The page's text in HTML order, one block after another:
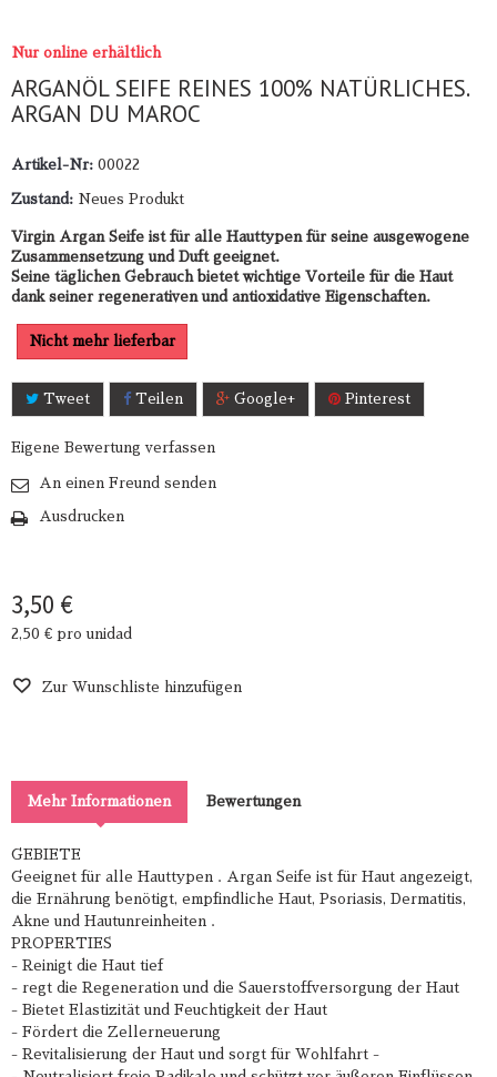
Nur online erhältlich
ARGANÖL SEIFE REINES 100% NATÜRLICHES.
ARGAN DU MAROC
Artikel-Nr: 00022
Zustand: Neues Produkt
Virgin Argan Seife ist für alle Hauttypen für seine ausgewogene
Zusammensetzung und Duft geeignet.
Seine täglichen Gebrauch bietet wichtige Vorteile für die Haut
dank seiner regenerativen und antioxidative Eigenschaften.
Nicht mehr lieferbar
Tweet Teilen Google+ Pinterest
Eigene Bewertung verfassen
An einen Freund senden
Ausdrucken
3,50 €
2,50 € pro unidad
Zur Wunschliste hinzufügen
Mehr Informationen Bewertungen
GEBIETE
Geeignet für alle Hauttypen . Argan Seife ist für Haut angezeigt,
die Ernährung benötigt, empfindliche Haut, Psoriasis, Dermatitis,
Akne und Hautunreinheiten .
PROPERTIES
- Reinigt die Haut tief
- regt die Regeneration und die Sauerstoffversorgung der Haut
- Bietet Elastizität und Feuchtigkeit der Haut
- Fördert die Zellerneuerung
- Revitalisierung der Haut und sorgt für Wohlfahrt -